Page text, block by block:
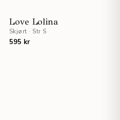
Love Lolina
Skjørt · Str S
595 kr